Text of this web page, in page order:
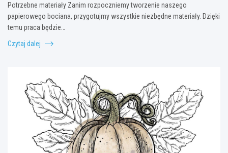
Potrzebne materiały Zanim rozpoczniemy tworzenie naszego
papierowego bociana, przygotujmy wszystkie niezbędne materiały. Dzięki
temu praca będzie…
Czytaj dalej